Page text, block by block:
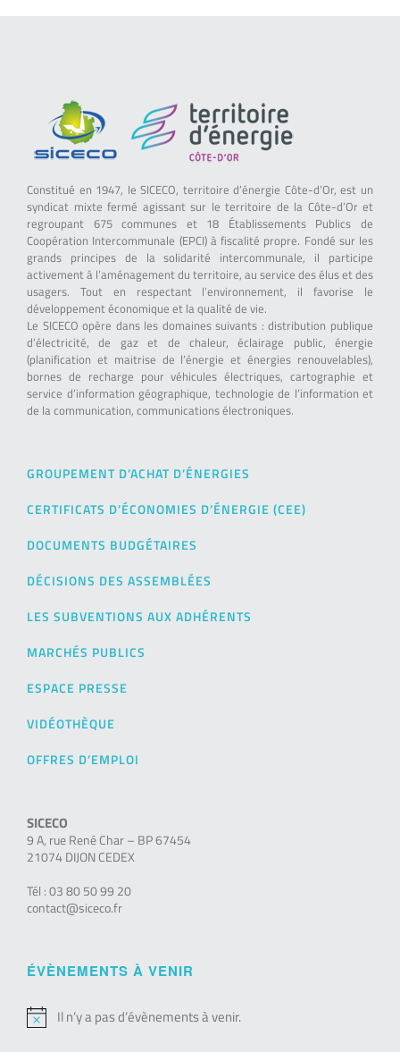
Constitué en 1947, le SICECO, territoire d’énergie Côte-d’Or, est un
syndicat mixte fermé agissant sur le territoire de la Côte-d’Or et
regroupant 675 communes et 18 Établissements Publics de
Coopération Intercommunale (EPCI) à fiscalité propre. Fondé sur les
grands principes de la solidarité intercommunale, il participe
activement à l’aménagement du territoire, au service des élus et des
usagers. Tout en respectant l’environnement, il favorise le
développement économique et la qualité de vie.
Le SICECO opère dans les domaines suivants : distribution publique
d’électricité, de gaz et de chaleur, éclairage public, énergie
(planification et maitrise de l’énergie et énergies renouvelables),
bornes de recharge pour véhicules électriques, cartographie et
service d’information géographique, technologie de l’information et
de la communication, communications électroniques.
GROUPEMENT D’ACHAT D’ÉNERGIES
CERTIFICATS D’ÉCONOMIES D’ÉNERGIE (CEE)
DOCUMENTS BUDGÉTAIRES
DÉCISIONS DES ASSEMBLÉES
LES SUBVENTIONS AUX ADHÉRENTS
MARCHÉS PUBLICS
ESPACE PRESSE
VIDÉOTHÈQUE
OFFRES D’EMPLOI
SICECO
9 A, rue René Char – BP 67454
21074 DIJON CEDEX
Tél : 03 80 50 99 20
contact@siceco.fr
ÉVÈNEMENTS À VENIR
Notice
Il n’y a pas d’évènements à venir.